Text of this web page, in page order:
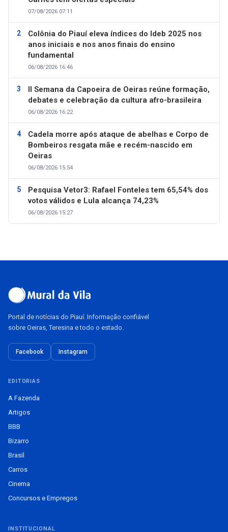
07/08/2026 07:11
Colônia do Piauí eleva índices do Ideb 2025 nos
anos iniciais e nos anos finais do ensino
fundamental
06/08/2026 16:46
II Semana da Capoeira de Oeiras reúne formação,
debates e celebração da cultura afro-brasileira
06/08/2026 16:22
Cadela morre após ataque de abelhas e Corpo de
Bombeiros resgata mãe e recém-nascido em
Oeiras
06/08/2026 15:54
Pesquisa Vetor3: Rafael Fonteles tem 65,54% dos
votos válidos e Lula alcança 74,23%
06/08/2026 15:27
Portal de notícias do Piauí. Informação confiável
sobre Oeiras, Teresina e todo o estado.
Facebook Instagram
EDITORIAS
A Fazenda
Artigos
BBB
Bizarro
Brasil
Carros
Cinema
Concursos e Empregos
INSTITUCIONAL